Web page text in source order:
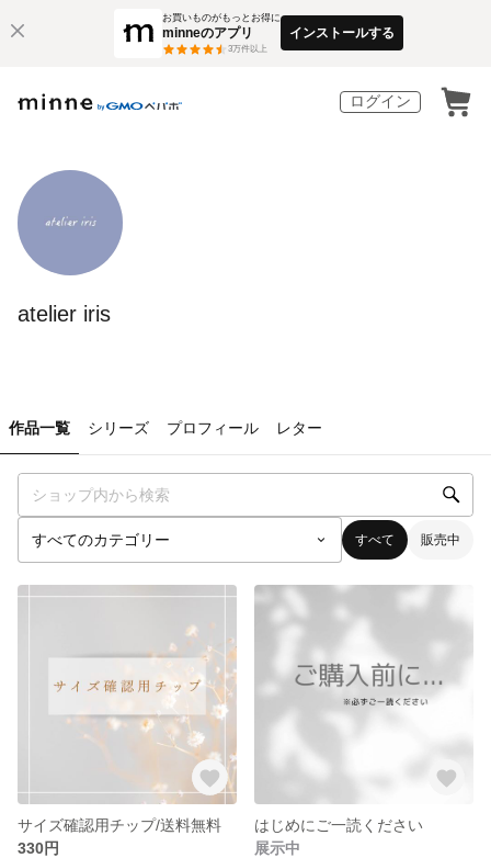
お買いものがもっとお得に
minneのアプリ
3万件以上
インストールする
ログイン
atelier iris
作品一覧 シリーズ プロフィール レター
すべて 販売中
サイズ確認用チップ/送料無料
330円
はじめにご一読ください
展示中